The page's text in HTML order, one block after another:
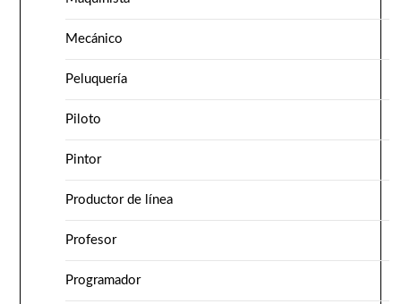
Mecánico
Peluquería
Piloto
Pintor
Productor de línea
Profesor
Programador